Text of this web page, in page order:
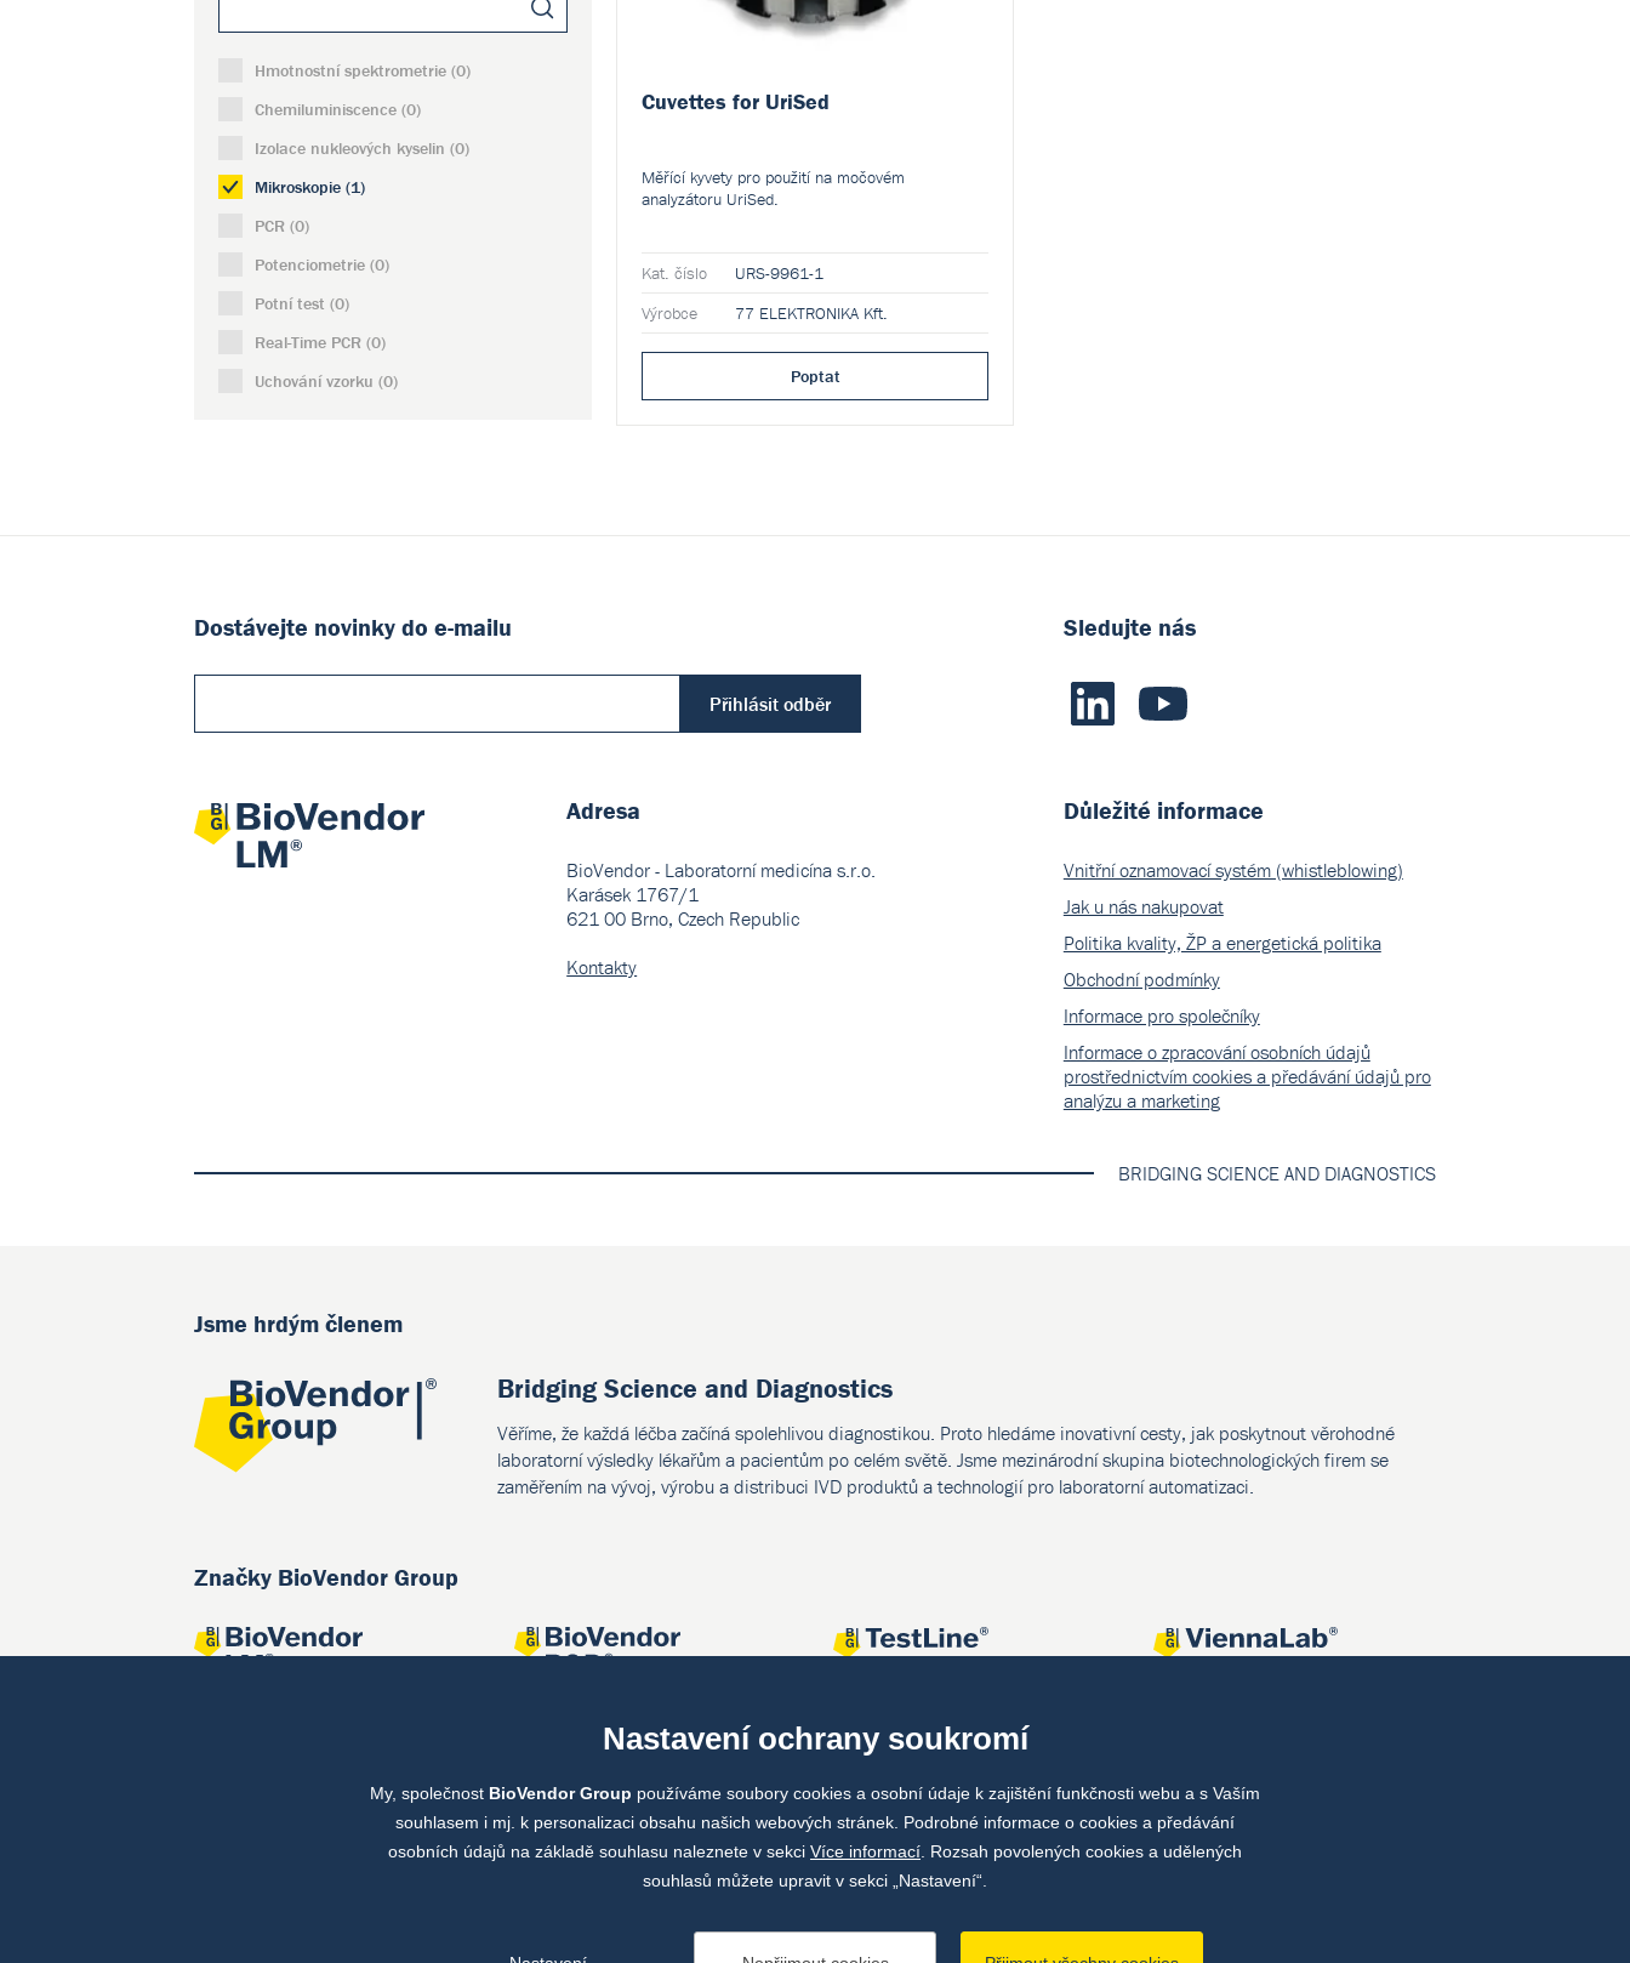
LABiTec-LAbor BioMedical Technologies
GmbH (0)
LVL technologies GmbH & Co.KG (0)
Macro Array Diagnostics GmbH (0)
MUF-Pro s.r.o. (0)
NERBE PLUS GMBH & CO. KG (0)
Pro-Lab Diagnostics, Inc. (0)
Sartorius Lab Instruments GmbH and Co.
Hmotnostní spektrometrie (0)
Chemiluminiscence (0)
Izolace nukleových kyselin (0)
Mikroskopie (1)
PCR (0)
Potenciometrie (0)
Potní test (0)
Real-Time PCR (0)
Uchování vzorku (0)
Cuvettes for UriSed
Měřící kyvety pro použití na močovém
analyzátoru UriSed.
Kat. číslo
URS-9961-1
Výrobce
77 ELEKTRONIKA Kft.
Poptat
Dostávejte novinky do e-mailu
Přihlásit odběr
Adresa
BioVendor - Laboratorní medicína s.r.o.
Karásek 1767/1
621 00 Brno, Czech Republic
Kontakty
Sledujte nás
Důležité informace
Vnitřní oznamovací systém (whistleblowing)
Jak u nás nakupovat
Politika kvality, ŽP a energetická politika
Obchodní podmínky
Informace pro společníky
Informace o zpracování osobních údajů
prostřednictvím cookies a předávání údajů pro
analýzu a marketing
BRIDGING SCIENCE AND DIAGNOSTICS
Jsme hrdým členem
Bridging Science and Diagnostics
Věříme, že každá léčba začíná spolehlivou diagnostikou. Proto hledáme inovativní cesty, jak poskytnout věrohodné
laboratorní výsledky lékařům a pacientům po celém světě. Jsme mezinárodní skupina biotechnologických firem se
zaměřením na vývoj, výrobu a distribuci IVD produktů a technologií pro laboratorní automatizaci.
Značky BioVendor Group
Společné projekty
Nastavení ochrany soukromí
My, společnost BioVendor Group používáme soubory cookies a osobní údaje k zajištění funkčnosti webu a s Vaším
souhlasem i mj. k personalizaci obsahu našich webových stránek. Podrobné informace o cookies a předávání
osobních údajů na základě souhlasu naleznete v sekci Více informací . Rozsah povolených cookies a udělených
souhlasů můžete upravit v sekci „Nastavení“.